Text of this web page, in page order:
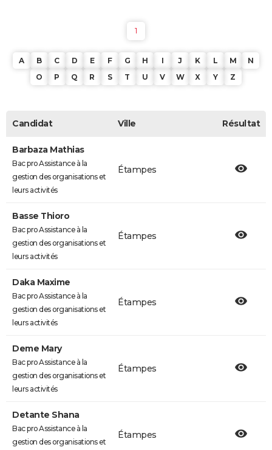
1
A B C D E F G H I J K L M
N
O
P Q R S T U V W X Y Z
Candidat Ville Résultat
Barbaza Mathias
Bac pro Assistance à la
gestion des organisations et
leurs activités
Étampes
Basse Thioro
Bac pro Assistance à la
gestion des organisations et
leurs activités
Étampes
Daka Maxime
Bac pro Assistance à la
gestion des organisations et
leurs activités
Étampes
Deme Mary
Bac pro Assistance à la
gestion des organisations et
leurs activités
Étampes
Detante Shana
Bac pro Assistance à la
gestion des organisations et
Étampes